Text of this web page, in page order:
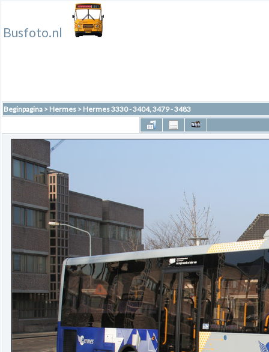
Busfoto.nl
Beginpagina > Hermes > Hermes 3330 - 3404, 3479 - 3483